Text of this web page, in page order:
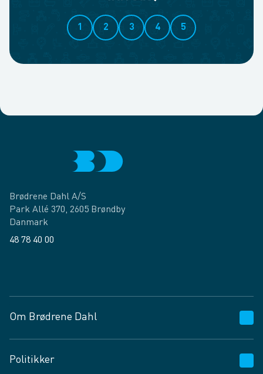
1 2 3 4 5
Brødrene Dahl A/S
Park Allé 370, 2605 Brøndby
Danmark
48 78 40 00
Om Brødrene Dahl
Vagttelefon 30 10 89 89
Politikker